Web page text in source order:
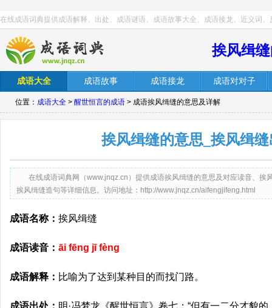
在线成语词典提供成语解释、出处、成语谜语、成语故事大全、成语接龙、近义词、
挨风缉
成语大全 成语故事 成语接龙 成语对对子
位置： 成语大全 > 醒世恒言的成语 > 成语挨风缉缝的意思及详解
挨风缉缝的意思_挨风缉
在线成语词典网（www.jnqz.cn）提供成语挨风缉缝的意思及对应读音、挨
挨风缉缝造句等详细信息。访问地址：http://www.jnqz.cn/aifengjifeng.html
成语名称： 挨风缉缝
成语读音： āi fēng jī fèng
成语解释： 比喻为了达到某种目的而找门路。
成语出处： 明·冯梦龙《醒世恒言》卷七：“但有一二分才貌